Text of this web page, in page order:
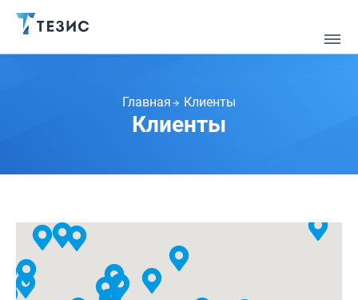
Главная Клиенты
Клиенты